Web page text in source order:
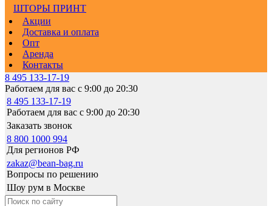
ШТОРЫ ПРИНТ
Акции
Доставка и оплата
Опт
Аренда
Контакты
8 495 133-17-19
Работаем для вас с 9:00 до 20:30
8 495 133-17-19
Работаем для вас с 9:00 до 20:30
Заказать звонок
8 800 1000 994
Для регионов РФ
zakaz@bean-bag.ru
Вопросы по решению
Шоу рум в Москве